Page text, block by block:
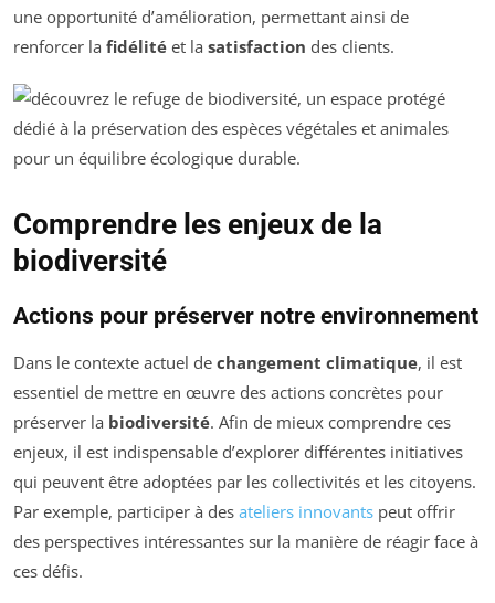
une opportunité d’amélioration, permettant ainsi de
renforcer la fidélité et la satisfaction des clients.
Comprendre les enjeux de la
biodiversité
Actions pour préserver notre environnement
Dans le contexte actuel de changement climatique, il est
essentiel de mettre en œuvre des actions concrètes pour
préserver la biodiversité. Afin de mieux comprendre ces
enjeux, il est indispensable d’explorer différentes initiatives
qui peuvent être adoptées par les collectivités et les citoyens.
Par exemple, participer à des ateliers innovants peut offrir
des perspectives intéressantes sur la manière de réagir face à
ces défis.